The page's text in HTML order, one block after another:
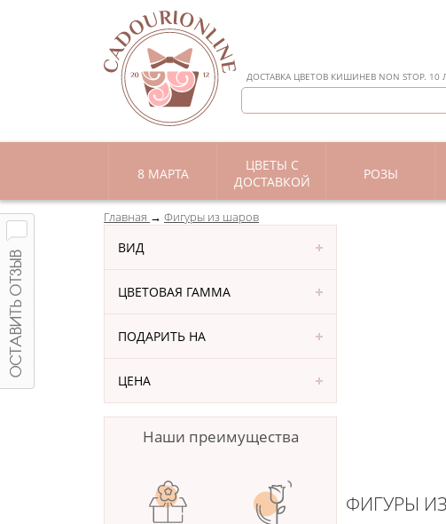
ДОСТАВКА ЦВЕТОВ КИШИНЕВ NON STOP. 10
8 МАРТА
ЦВЕТЫ С
ДОСТАВКОЙ
РОЗЫ
Главная Фигуры из шаров
ВИД
ЦВЕТОВАЯ ГАММА
ПОДАРИТЬ НА
ЦЕНА
Наши преимущества
ФИГУРЫ